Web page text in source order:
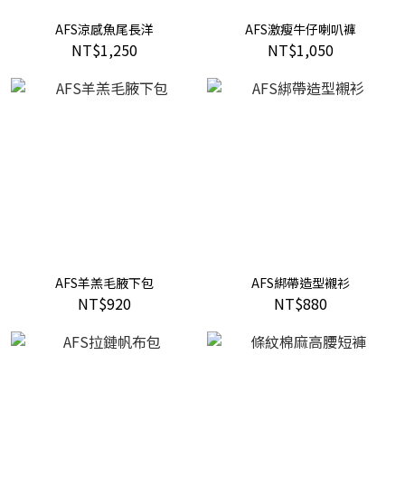
AFS涼感魚尾長洋
NT$1,250
AFS激瘦牛仔喇叭褲
NT$1,050
AFS羊羔毛腋下包
NT$920
AFS綁帶造型襯衫
NT$880